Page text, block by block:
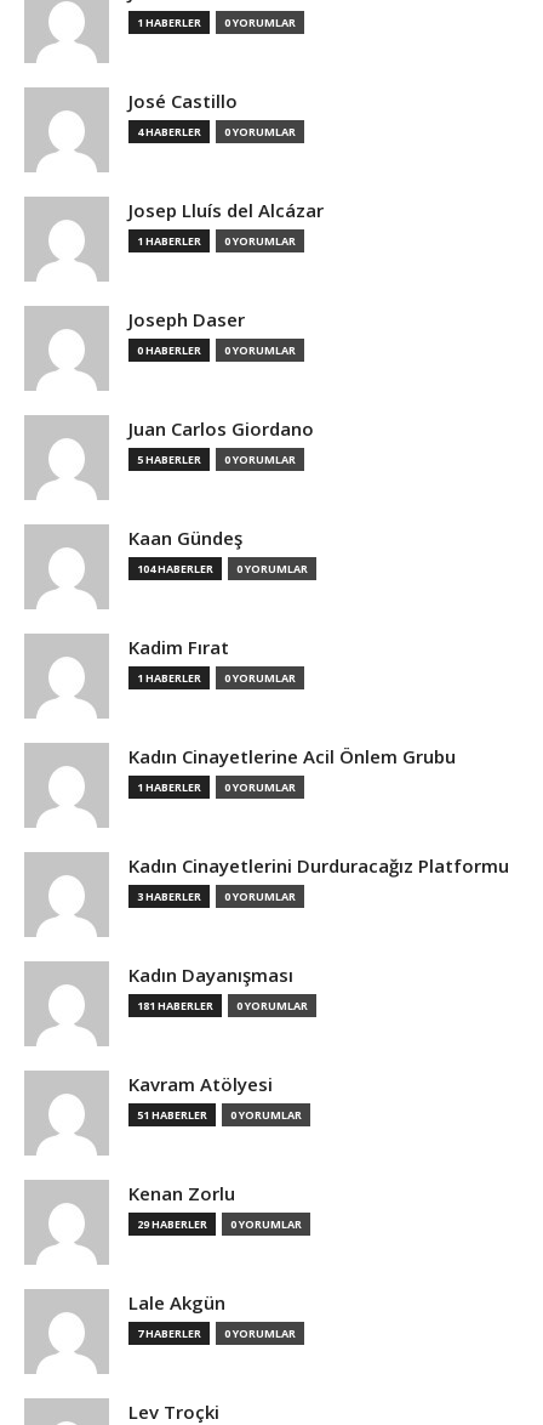
1 HABERLER 0 YORUMLAR
José Castillo
4 HABERLER 0 YORUMLAR
Josep Lluís del Alcázar
1 HABERLER 0 YORUMLAR
Joseph Daser
0 HABERLER 0 YORUMLAR
Juan Carlos Giordano
5 HABERLER 0 YORUMLAR
Kaan Gündeş
104 HABERLER 0 YORUMLAR
Kadim Fırat
1 HABERLER 0 YORUMLAR
Kadın Cinayetlerine Acil Önlem Grubu
1 HABERLER 0 YORUMLAR
Kadın Cinayetlerini Durduracağız Platformu
3 HABERLER 0 YORUMLAR
Kadın Dayanışması
181 HABERLER 0 YORUMLAR
Kavram Atölyesi
51 HABERLER 0 YORUMLAR
Kenan Zorlu
29 HABERLER 0 YORUMLAR
Lale Akgün
7 HABERLER 0 YORUMLAR
Lev Troçki